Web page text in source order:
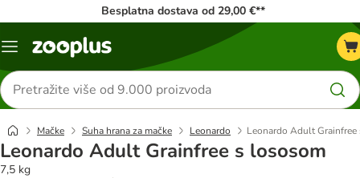
Besplatna dostava od 29,00 €**
Izbornik
Traži
proizvode
Mačke Suha hrana za mačke Leonardo Leonardo Adult
Leonardo Adult Grainfree s lososom
7,5 kg